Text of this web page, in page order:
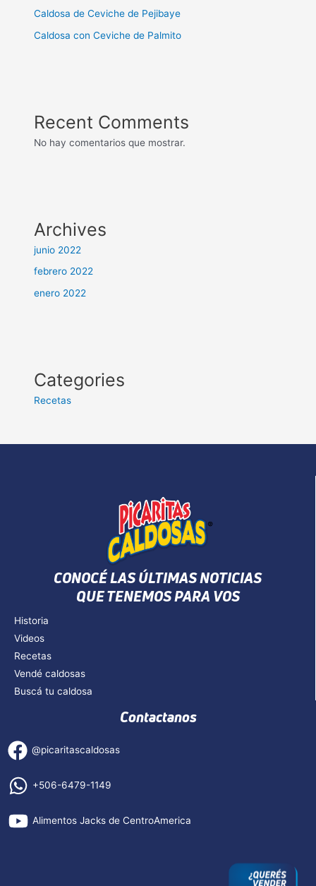
Caldosa de Ceviche de Pejibaye
Caldosa con Ceviche de Palmito
Recent Comments
No hay comentarios que mostrar.
Archives
junio 2022
febrero 2022
enero 2022
Categories
Recetas
CONOCÉ LAS ÚLTIMAS NOTICIAS
QUE TENEMOS PARA VOS
Historia
Videos
Recetas
Vendé caldosas
Buscá tu caldosa
Contactanos
@picaritascaldosas
+506-6479-1149
Alimentos Jacks de CentroAmerica